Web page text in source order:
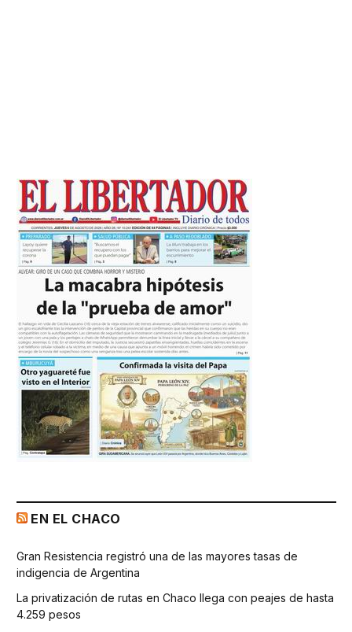
EN EL CHACO
Gran Resistencia registró una de las mayores tasas de
indigencia de Argentina
La privatización de rutas en Chaco llega con peajes de hasta
4.259 pesos